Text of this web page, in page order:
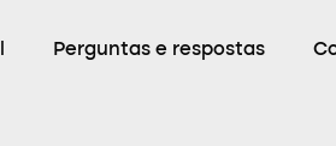
Perguntas e respostas